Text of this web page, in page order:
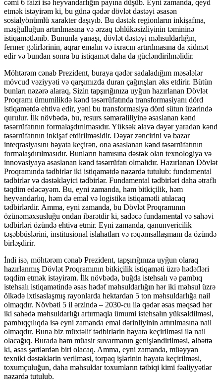
cəmi 6 faizi isə heyvandarlığın payına düşüb. Eyni zamanda, qeyd
etmək istəyirəm ki, bu günə qədər dövlət dəstəyi əsasən
sosialyönümlü xarakter daşıyıb. Bu dəstək regionların inkişafına,
məşğulluğun artırılmasına və ərzaq təhlükəsizliyinin təmininə
istiqamətlənib. Bununla yanaşı, dövlət dəstəyi məhsuldarlığın,
fermer gəlirlərinin, aqrar emalın və ixracın artırılmasına da xidmət
edir və bundan sonra bu istiqamət daha da gücləndirilməlidir.
Möhtərəm cənab Prezident, buraya qədər sadaladığım məsələlər
mövcud vəziyyəti və qarşımızda duran çağırışları əks etdirir. Bütün
bunları nəzərə alaraq, Sizin tapşırığınıza uyğun hazırlanan Dövlət
Proqramı ümumilikdə kənd təsərrüfatında transformasiyanı dörd
istiqamətdə ehtiva edir, yəni bu transformasiya dörd sütun üzərində
qurulur. İlk növbədə, bu, resurs səmərəliliyinə əsaslanan kənd
təsərrüfatının formalaşdırılmasıdır. Yüksək əlavə dəyər yaradan kənd
təsərrüfatının inkişaf etdirilməsidir. Dəyər zəncirini və bazar
inteqrasiyasını həyata keçirən, ona əsaslanan kənd təsərrüfatının
formalaşdırılmasıdır. Bunların hamısına dəstək olan texnologiya və
innovasiyaya əsaslanan kənd təsərrüfatı olmalıdır. Hazırlanan Dövlət
Proqramında tədbirlər iki istiqamətdə nəzərdə tutulub: fundamental
tədbirlər və dəstəkləyici tədbirlər. Fundamental tədbirləri daha ətraflı
təqdim edəcəyəm. Bu, eyni zamanda, həm bitkiçilik, həm
heyvandarlıq, həm də emal və logistika istiqamətli atılacaq
tədbirlərdir. Amma, eyni zamanda, bu Dövlət Proqramının
özünəməxsusluğu ondan ibarətdir ki, sadəcə fundamental və sahəvi
tədbirləri özündə ehtiva etmir. Eyni zamanda, qanunvericilik
təşəbbüslərini, institusional islahatları və rəqəmsallaşmanı da özündə
birləşdirir.
İndi isə, möhtərəm cənab Prezident, tapşırığınıza uyğun olaraq
hazırlanmış Dövlət Proqramının bitkiçilik istiqaməti üzrə hədəfləri
təqdim etmək istəyirəm. İlk növbədə, buğda istehsalı və pambıq
istehsalı istiqamətində əsas hədəf məhsuldarlığın hər iki məhsul üzrə
ölkədə ixtisaslaşmış rayonlarda hektardan 5 ton məhsuldarlığa nail
olmaqdır. Növbəti 5 il ərzində – 2030-cu ilə qədər əsas məqsəd hər
iki sahədə məhsuldarlığı artırmaqla ümumi istehsalın yüksəldilməsi,
pambıqçılıqda isə eyni zamanda emal dərinliyinin artırılmasına nail
olmaqdır. Buna biz müxtəlif tədbirlərin həyata keçirilməsi ilə nail
olacağıq. Burada həm müasir suvarmanın genişləndirilməsi, əlbəttə
ki, əsas şərtlərdən biri olacaq. Amma, eyni zamanda, müəyyən
texniki dəstəklərin verilməsi, torpaq işlərinin həyata keçirilməsi,
toxumçuluğun, daha məhsuldar toxumların tətbiqi kimi fəaliyyətlər
nəzərdə tutulub.